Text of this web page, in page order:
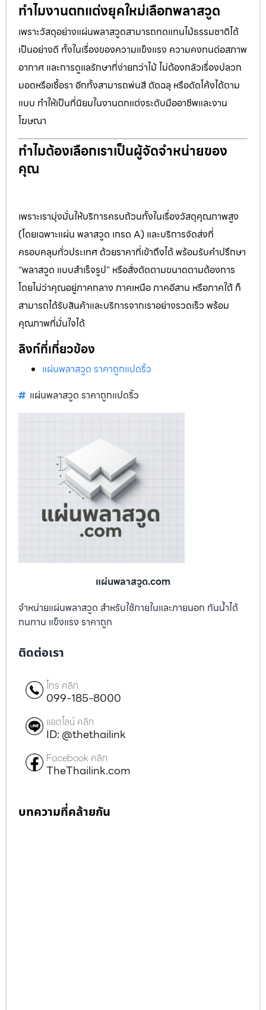
ทำไมงานตกแต่งยุคใหม่เลือกพลาสวูด
เพราะวัสดุอย่างแผ่นพลาสวูดสามารถทดแทนไม้ธรรมชาติได้
เป็นอย่างดี ทั้งในเรื่องของความแข็งแรง ความคงทนต่อสภาพ
อากาศ และการดูแลรักษาที่ง่ายกว่าไม้ ไม่ต้องกลัวเรื่องปลวก
มอดหรือเชื้อรา อีกทั้งสามารถพ่นสี ตัดฉลุ หรือดัดโค้งได้ตาม
แบบ ทำให้เป็นที่นิยมในงานตกแต่งระดับมืออาชีพและงาน
โฆษณา
ทำไมต้องเลือกเราเป็นผู้จัดจำหน่ายของ
คุณ
เพราะเรามุ่งมั่นให้บริการครบถ้วนทั้งในเรื่องวัสดุคุณภาพสูง
(โดยเฉพาะแผ่น พลาสวูด เกรด A) และบริการจัดส่งที่
ครอบคลุมทั่วประเทศ ด้วยราคาที่เข้าถึงได้ พร้อมรับคำปรึกษา
“พลาสวูด แบบสำเร็จรูป” หรือสั่งตัดตามขนาดตามต้องการ
โดยไม่ว่าคุณอยู่ภาคกลาง ภาคเหนือ ภาคอีสาน หรือภาคใต้ ก็
สามารถได้รับสินค้าและบริการจากเราอย่างรวดเร็ว พร้อม
คุณภาพที่มั่นใจได้
ลิงก์ที่เกี่ยวข้อง
แผ่นพลาสวูด ราคาถูกแปดริ้ว
แผ่นพลาสวูด ราคาถูกแปดริ้ว
แผ่นพลาสวูด.com
จำหน่ายแผ่นพลาสวูด สำหรับใช้ภายในและภายนอก กันน้ำได้
ทนทาน แข็งแรง ราคาถูก
ติดต่อเรา
โทร คลิก
099-185-8000
แอดไลน์ คลิก
ID: @thethailink
Facebook คลิก
TheThailink.com
บทความที่คล้ายกัน